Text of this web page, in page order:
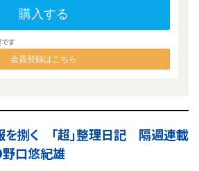
購入する
す
会員登録はこちら
を捌く 「超」整理日記 隔週連載
口悠紀雄